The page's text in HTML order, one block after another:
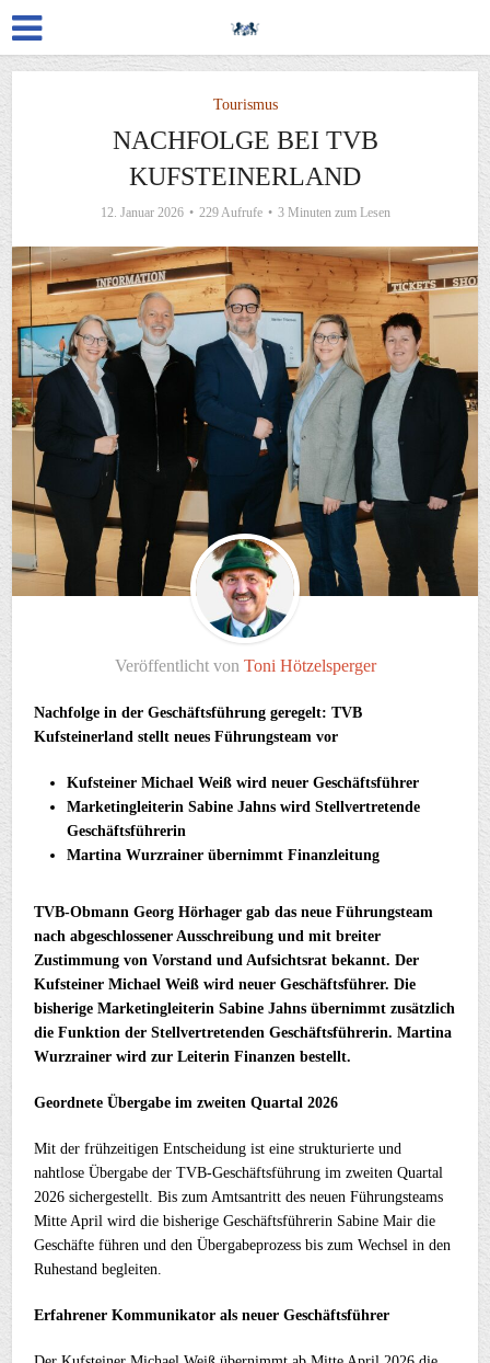
Tourismus
NACHFOLGE BEI TVB
KUFSTEINERLAND
12. Januar 2026 229 Aufrufe 3 Minuten zum Lesen
Veröffentlicht von Toni Hötzelsperger
Nachfolge in der Geschäftsführung geregelt: TVB
Kufsteinerland stellt neues Führungsteam vor
Kufsteiner Michael Weiß wird neuer Geschäftsführer
Marketingleiterin Sabine Jahns wird Stellvertretende
Geschäftsführerin
Martina Wurzrainer übernimmt Finanzleitung
TVB-Obmann Georg Hörhager gab das neue Führungsteam
nach abgeschlossener Ausschreibung und mit breiter
Zustimmung von Vorstand und Aufsichtsrat bekannt. Der
Kufsteiner Michael Weiß wird neuer Geschäftsführer. Die
bisherige Marketingleiterin Sabine Jahns übernimmt zusätzlich
die Funktion der Stellvertretenden Geschäftsführerin. Martina
Wurzrainer wird zur Leiterin Finanzen bestellt.
Geordnete Übergabe im zweiten Quartal 2026
Mit der frühzeitigen Entscheidung ist eine strukturierte und
nahtlose Übergabe der TVB-Geschäftsführung im zweiten Quartal
2026 sichergestellt. Bis zum Amtsantritt des neuen Führungsteams
Mitte April wird die bisherige Geschäftsführerin Sabine Mair die
Geschäfte führen und den Übergabeprozess bis zum Wechsel in den
Ruhestand begleiten.
Erfahrener Kommunikator als neuer Geschäftsführer